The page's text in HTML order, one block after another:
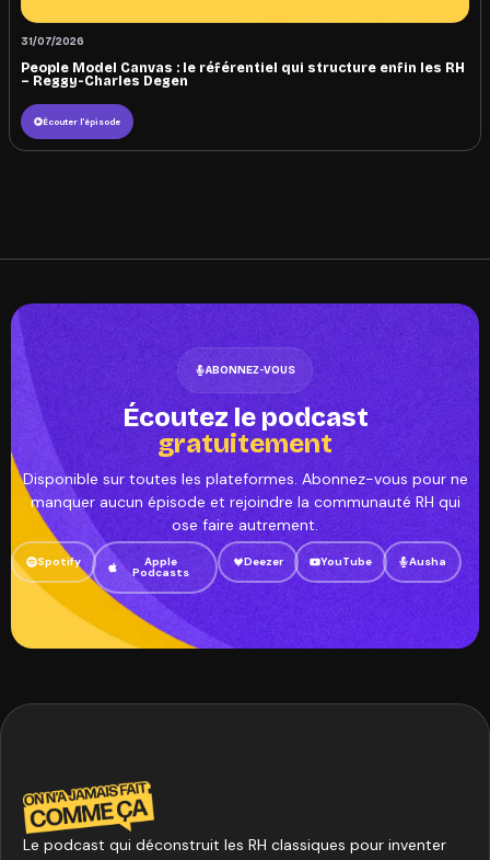
31/07/2026
People Model Canvas : le référentiel qui structure enfin les RH
– Reggy-Charles Degen
Écouter l'épisode
ABONNEZ-VOUS
Écoutez le podcast
gratuitement
Disponible sur toutes les plateformes. Abonnez-vous pour ne
manquer aucun épisode et rejoindre la communauté RH qui
ose faire autrement.
Spotify Apple
Podcasts
Deezer YouTube Ausha
Le podcast qui déconstruit les RH classiques pour inventer